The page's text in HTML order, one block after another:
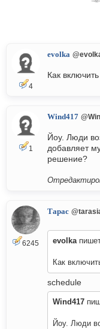
4
evolka
Как
1
Wind417
Йоу. Люди
добавляет
решение?
6245
Тарас
evolka
Как
schedule
Wind417
Йоу. Люди